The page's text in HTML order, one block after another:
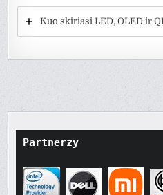
Kuo skiriasi LED, OLED ir
Partnerzy